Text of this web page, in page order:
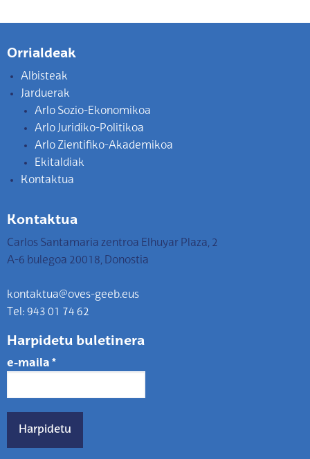
Orrialdeak
Albisteak
Jarduerak
Arlo Sozio-Ekonomikoa
Arlo Juridiko-Politikoa
Arlo Zientifiko-Akademikoa
Ekitaldiak
Kontaktua
Kontaktua
Carlos Santamaria zentroa Elhuyar Plaza, 2
A-6 bulegoa 20018, Donostia
kontaktua@oves-geeb.eus
Tel: 943 01 74 62
Harpidetu buletinera
e-maila *